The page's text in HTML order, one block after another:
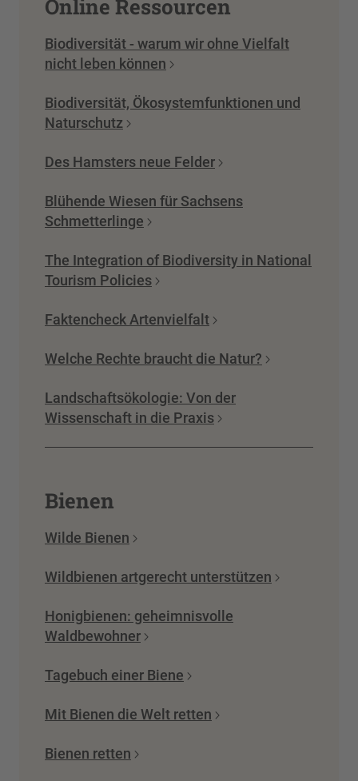
Online Ressourcen
Biodiversität - warum wir ohne Vielfalt
nicht leben können
Biodiversität, Ökosystemfunktionen und
Naturschutz
Des Hamsters neue Felder
Blühende Wiesen für Sachsens
Schmetterlinge
The Integration of Biodiversity in National
Tourism Policies
Faktencheck Artenvielfalt
Welche Rechte braucht die Natur?
Landschaftsökologie: Von der
Wissenschaft in die Praxis
Bienen
Wilde Bienen
Wildbienen artgerecht unterstützen
Honigbienen: geheimnisvolle
Waldbewohner
Tagebuch einer Biene
Mit Bienen die Welt retten
Bienen retten